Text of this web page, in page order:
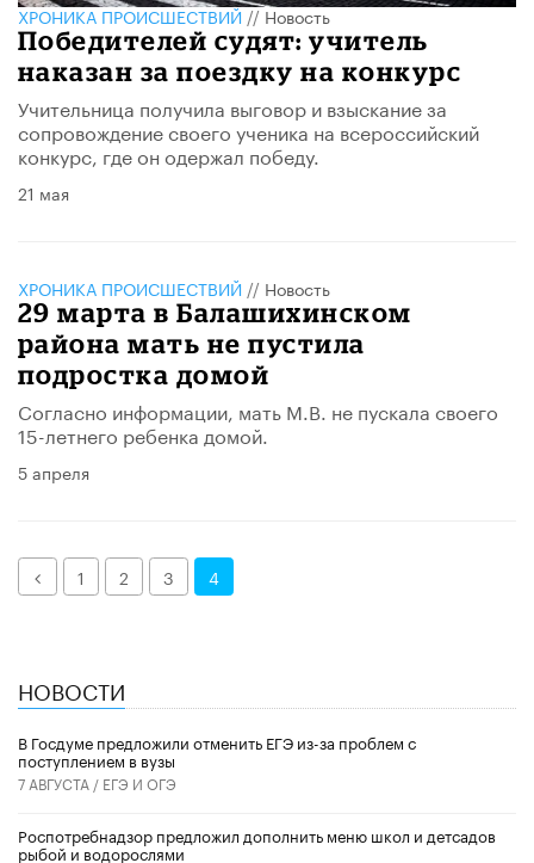
ХРОНИКА ПРОИСШЕСТВИЙ//Новость
Победителей судят: учитель
наказан за поездку на конкурс
Учительница получила выговор и взыскание за
сопровождение своего ученика на всероссийский
конкурс, где он одержал победу.
21 мая
ХРОНИКА ПРОИСШЕСТВИЙ // Новость
29 марта в Балашихинском
района мать не пустила
подростка домой
Согласно информации, мать М.В. не пускала своего
15-летнего ребенка домой.
5 апреля
Назад1 2 3 4
НОВОСТИ
В Госдуме предложили отменить ЕГЭ из-за проблем с
поступлением в вузы
7 АВГУСТА / ЕГЭ И ОГЭ
Роспотребнадзор предложил дополнить меню школ и детсадов
рыбой и водорослями